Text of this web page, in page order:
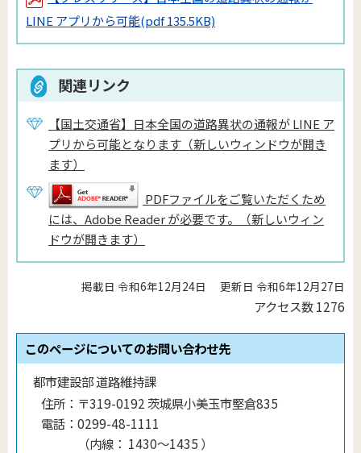
LINE アプリから可能(pdf 135.5KB)
関連リンク
【国土交通省】日本全国の道路異状の通報が LINE ア
プリから可能となります（新しいウィンドウが開き
ます）
PDFファイルをご覧いただくため
には、Adobe Reader が必要です。（新しいウィン
ドウが開きます）
掲載日 令和6年12月24日 更新日 令和6年12月27日
アクセス数1276
このページについてのお問い合わせ先
都市建設部 道路維持課
住所： 〒319-0192 茨城県小美玉市堅倉835
電話： 0299-48-1111
（内線 ： 1430〜1435 ）